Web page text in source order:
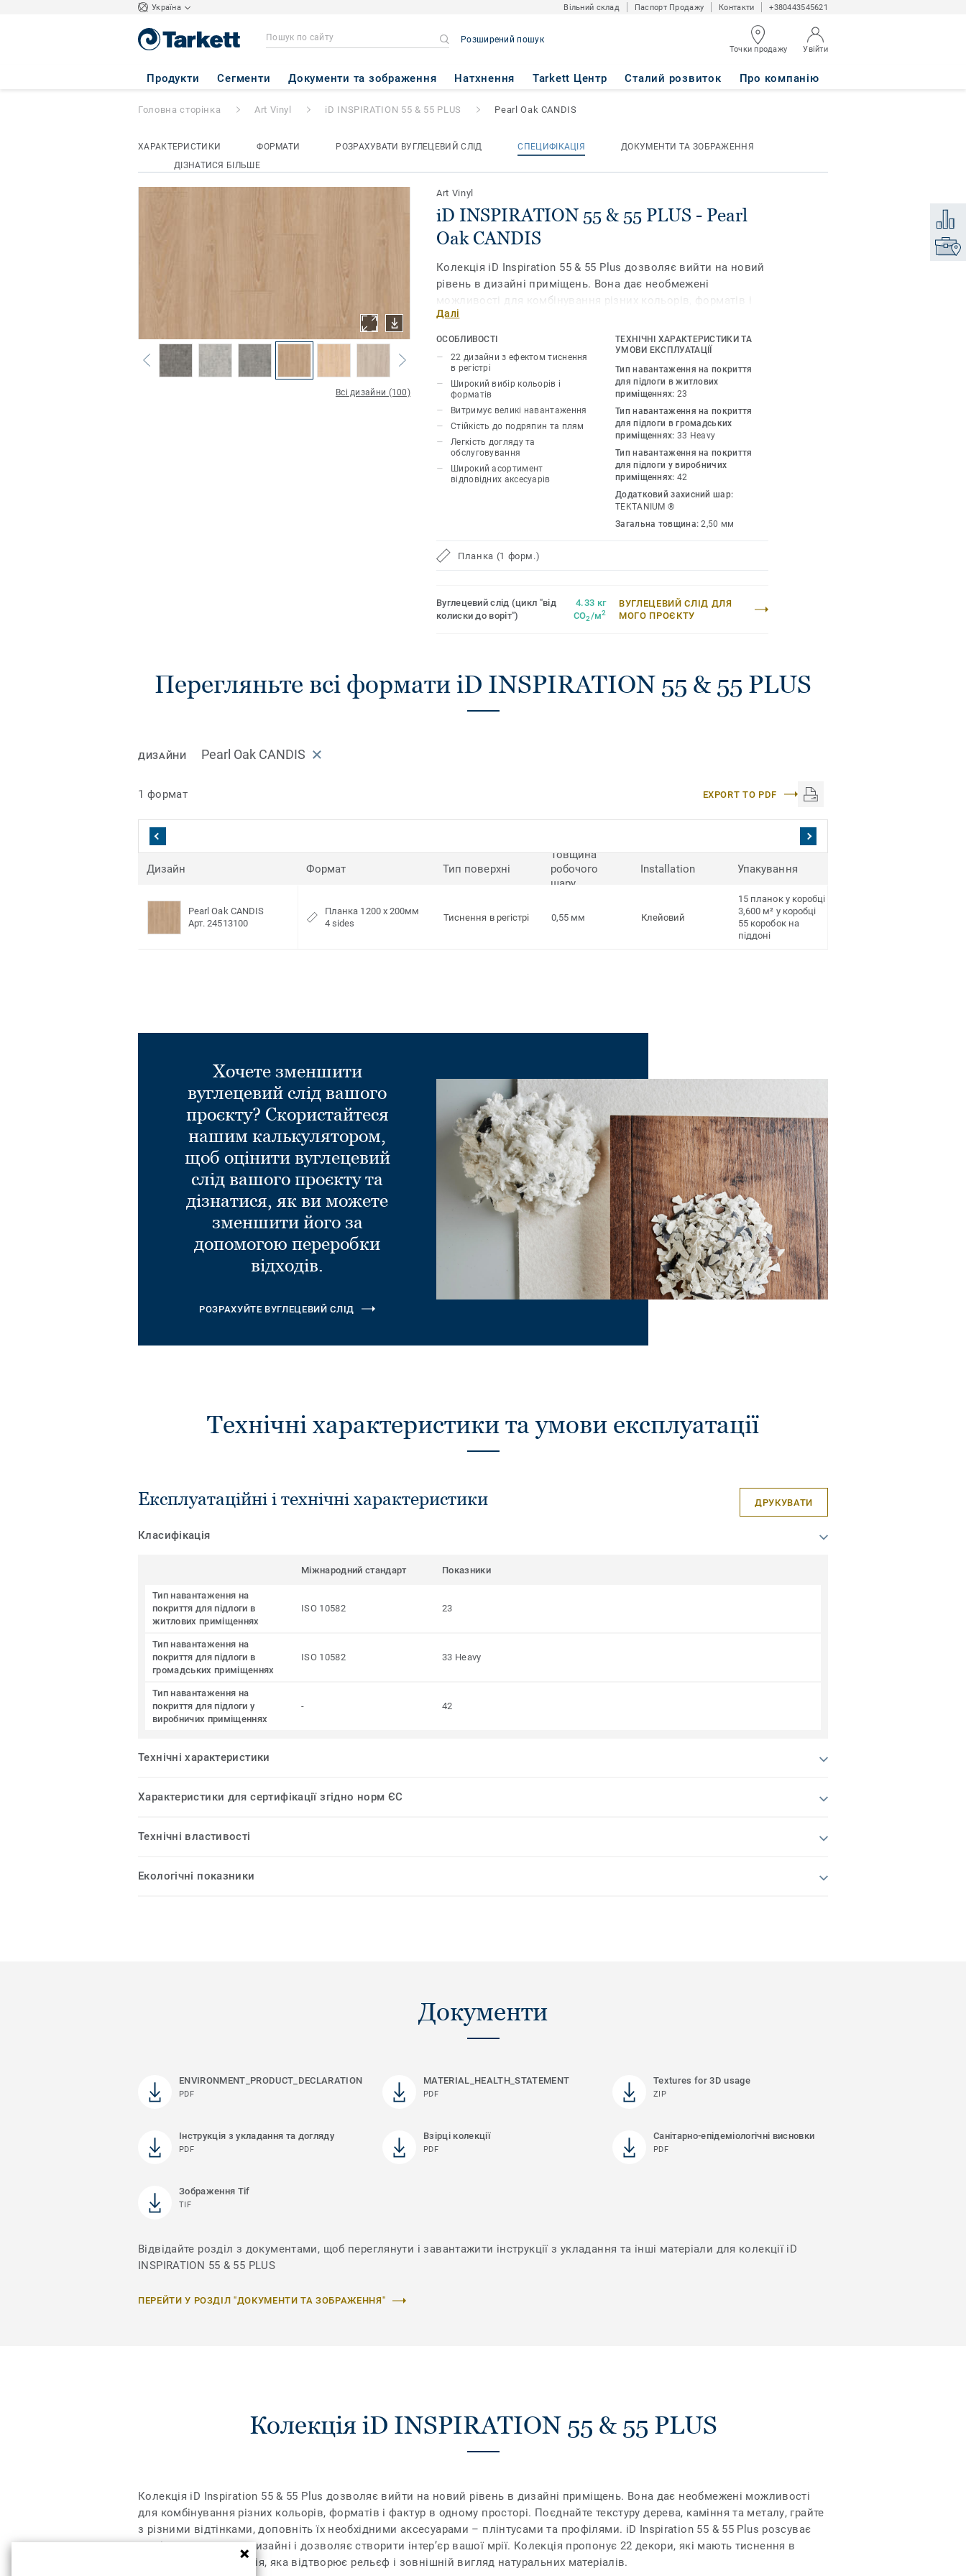
Україна Вільний склад Паспорт Продажу Контакти +380443545621
Розширений пошук
Точки продажу Увійти
Продукти Сегменти Документи та зображення Натхнення Tarkett Центр Сталий розвиток Про компанію
iD INSPIRATION 55 & 55 PLUS - Pearl Oak CANDIS
Головна сторінка Art Vinyl iD INSPIRATION 55 & 55 PLUS Pearl Oak CANDIS
ХАРАКТЕРИСТИКИ ФОРМАТИ РОЗРАХУВАТИ ВУГЛЕЦЕВИЙ СЛІД СПЕЦИФІКАЦІЯ
ДОКУМЕНТИ ТА ЗОБРАЖЕННЯ
ДІЗНАТИСЯ БІЛЬШЕ
Всі дизайни (100)
Art Vinyl
iD INSPIRATION 55 & 55 PLUS - Pearl
Oak CANDIS
Колекція iD Inspiration 55 & 55 Plus дозволяє вийти на новий
рівень в дизайні приміщень. Вона дає необмежені
можливості для комбінування різних кольорів, форматів і
фактур в одному просторі. Поєднайте текстуру дерева,
каміння та металу, грайте з різними відтінками, доповніть їх
необхідними аксесуарами – плінтусами та профілями. iD
Inspiration 55 & 55 Plus розсуває межі дозволеного у дизайні
і дозволяє створити інтер’єр вашої мрії. Колекція пропонує
22 декори, які мають тиснення в регістрі – це технологія, яка
відтворює рельєф і зовнішній вигляд натуральних
матеріалів.
Далі
ОСОБЛИВОСТІ
22 дизайни з ефектом тиснення
в регістрі
Широкий вибір кольорів і
форматів
Витримує великі навантаження
Стійкість до подряпин та плям
Легкість догляду та
обслуговування
Широкий асортимент
відповідних аксесуарів
ТЕХНІЧНІ ХАРАКТЕРИСТИКИ ТА
УМОВИ ЕКСПЛУАТАЦІЇ
Тип навантаження на покриття
для підлоги в житлових
приміщеннях: 23
Тип навантаження на покриття
для підлоги в громадських
приміщеннях: 33 Heavy
Тип навантаження на покриття
для підлоги у виробничих
приміщеннях: 42
Додатковий захисний шар:
TEKTANIUM ®
Загальна товщина:2,50 мм
Планка (1 форм.)
Вуглецевий слід (цикл "від
колиски до воріт")
4.33 кг
CO2/м2
ВУГЛЕЦЕВИЙ СЛІД ДЛЯ
МОГО ПРОЄКТУ
Перегляньте всі формати iD INSPIRATION 55 & 55 PLUS
ДИЗАЙНИ Pearl Oak CANDIS
1 формат EXPORT TO PDF
Дизайн Формат Тип поверхні
Товщина
робочого
шару
Installation Упакування
Pearl Oak CANDIS
Арт. 24513100
Планка 1200 x 200мм
4 sides
Тиснення в регістрі 0,55 мм Клейовий
15 планок у коробці
3,600 м² у коробці
55 коробок на
піддоні
Хочете зменшити
вуглецевий слід вашого
проєкту? Скористайтеся
нашим калькулятором,
щоб оцінити вуглецевий
слід вашого проєкту та
дізнатися, як ви можете
зменшити його за
допомогою переробки
відходів.
РОЗРАХУЙТЕ ВУГЛЕЦЕВИЙ СЛІД
Технічні характеристики та умови експлуатації
Експлуатаційні і технічні характеристики ДРУКУВАТИ
Класифікація
Міжнародний стандарт Показники
Тип навантаження на
покриття для підлоги в
житлових приміщеннях
ISO 10582 23
Тип навантаження на
покриття для підлоги в
громадських приміщеннях
ISO 10582 33 Heavy
Тип навантаження на
покриття для підлоги у
виробничих приміщеннях
- 42
Технічні характеристики
Характеристики для сертифікації згідно норм ЄС
Технічні властивості
Екологічні показники
Документи
ENVIRONMENT_PRODUCT_DECLARATION
PDF
MATERIAL_HEALTH_STATEMENT
PDF
Textures for 3D usage
ZIP
Інструкція з укладання та догляду
PDF
Взірці колекції
PDF
Санітарно-епідеміологічні висновки
PDF
Зображення Tif
TIF
Відвідайте розділ з документами, щоб переглянути і завантажити інструкції з укладання та інші матеріали для колекції iD
INSPIRATION 55 & 55 PLUS
ПЕРЕЙТИ У РОЗДІЛ "ДОКУМЕНТИ ТА ЗОБРАЖЕННЯ"
Колекція iD INSPIRATION 55 & 55 PLUS
Колекція iD Inspiration 55 & 55 Plus дозволяє вийти на новий рівень в дизайні приміщень. Вона дає необмежені можливості
для комбінування різних кольорів, форматів і фактур в одному просторі. Поєднайте текстуру дерева, каміння та металу, грайте
з різними відтінками, доповніть їх необхідними аксесуарами – плінтусами та профілями. iD Inspiration 55 & 55 Plus розсуває
межі дозволеного у дизайні і дозволяє створити інтер’єр вашої мрії. Колекція пропонує 22 декори, які мають тиснення в
регістрі – це технологія, яка відтворює рельєф і зовнішній вигляд натуральних матеріалів.